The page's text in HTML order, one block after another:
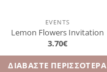
EVENTS
Lemon Flowers Invitation
3.70€
ΔΙΑΒΆΣΤΕ ΠΕΡΙΣΣΌΤΕΡΑ